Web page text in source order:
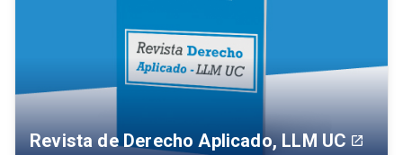
Revista de Derecho Aplicado, LLM UC launch